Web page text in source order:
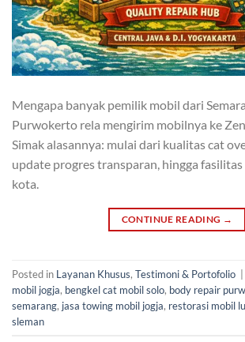
Mengapa banyak pemilik mobil dari
Purwokerto rela mengirim mobilnya ke
Simak alasannya: mulai dari kualitas cat
update progres transparan, hingga
kota.
CONTINUE READING →
Posted in Layanan Khusus, Testimoni & Portofolio
mobil jogja, bengkel cat mobil solo, body repair
semarang, jasa towing mobil jogja, restorasi mobil
sleman